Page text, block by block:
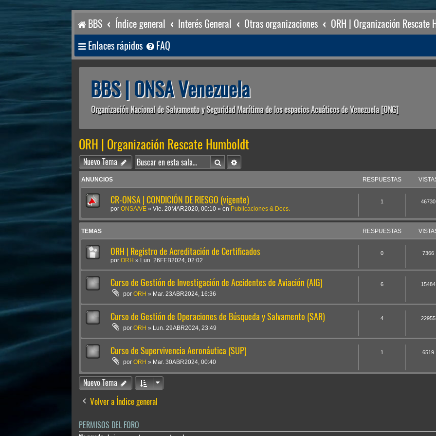
BBS Índice general Interés General Otras organizaciones ORH | Organización Rescate
Enlaces rápidos FAQ
BBS | ONSA Venezuela
Organización Nacional de Salvamento y Seguridad Marítima de los espacios Acuáticos de Venezuela [ONG]
ORH | Organización Rescate Humboldt
Nuevo Tema BuscarBúsqueda avanzada
ANUNCIOS RESPUESTAS
CR-ONSA | CONDICIÓN DE RIESGO (vigente)
por ONSA/VE » Vie. 20MAR2020, 00:10 » en Publicaciones & Docs.
1 46730
TEMAS RESPUESTAS
ORH | Registro de Acreditación de Certificados
por ORH » Lun. 26FEB2024, 02:02
0 7366
Curso de Gestión de Investigación de Accidentes de Aviación (AIG)
porORH » Mar. 23ABR2024, 16:36
6 15484
Curso de Gestión de Operaciones de Búsqueda y Salvamento (SAR)
porORH » Lun. 29ABR2024, 23:49
4 22955
Curso de Supervivencia Aeronáutica (SUP)
porORH » Mar. 30ABR2024, 00:40
1 6519
Nuevo Tema
Volver a Índice general
PERMISOS DEL FORO